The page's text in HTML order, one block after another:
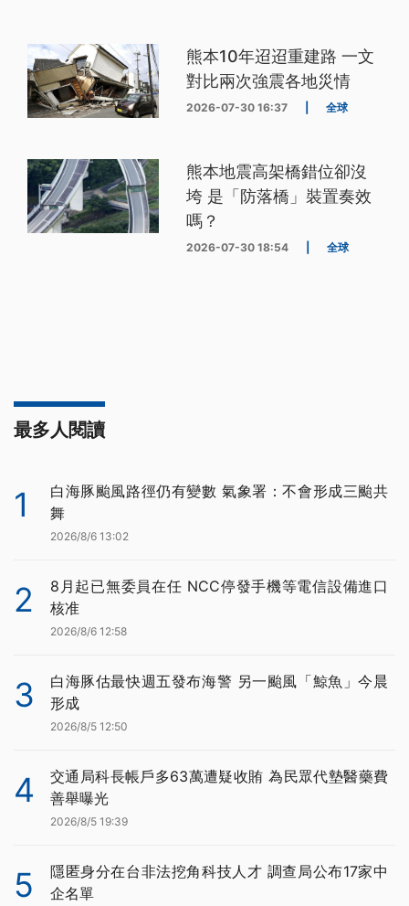
熊本10年迢迢重建路 一文
對比兩次強震各地災情
2026-07-30 16:37 全球
熊本地震高架橋錯位卻沒
垮 是「防落橋」裝置奏效
嗎？
2026-07-30 18:54 全球
最多人閱讀
1
白海豚颱風路徑仍有變數 氣象署：不會形成三颱共
舞
2026/8/6 13:02
2
8月起已無委員在任 NCC停發手機等電信設備進口
核准
2026/8/6 12:58
3
白海豚估最快週五發布海警 另一颱風「鯨魚」今晨
形成
2026/8/5 12:50
4
交通局科長帳戶多63萬遭疑收賄 為民眾代墊醫藥費
善舉曝光
2026/8/5 19:39
5
隱匿身分在台非法挖角科技人才 調查局公布17家中
企名單